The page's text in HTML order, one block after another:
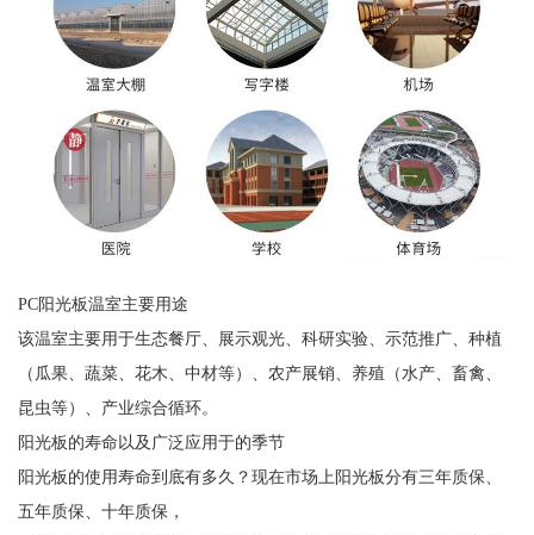
PC阳光板温室主要用途
该温室主要用于生态餐厅、展示观光、科研实验、示范推广、种植
（瓜果、蔬菜、花木、中材等）、农产展销、养殖（水产、畜禽、
昆虫等）、产业综合循环。
阳光板的寿命以及广泛应用于的季节
阳光板的使用寿命到底有多久？现在市场上阳光板分有三年质保、
五年质保、十年质保，